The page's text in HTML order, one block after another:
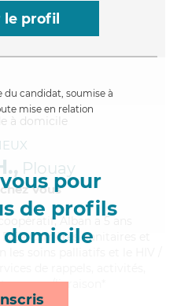
profil
du candidat, soumise à
mise en relation
pour
de profils
domicile
Plouay
Vous
Alban a 5 ans
Carrières Sanitaires et
courses/livraison*